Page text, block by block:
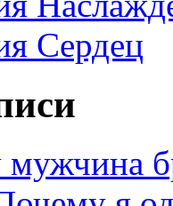
Сердец